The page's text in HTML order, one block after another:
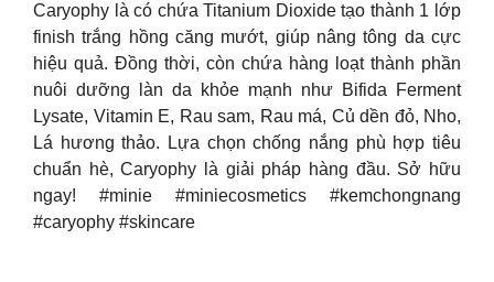
Caryophy là có chứa Titanium Dioxide tạo thành 1 lớp
finish trắng hồng căng mướt, giúp nâng tông da cực
hiệu quả. Đồng thời, còn chứa hàng loạt thành phần
nuôi dưỡng làn da khỏe mạnh như Bifida Ferment
Lysate, Vitamin E, Rau sam, Rau má, Củ dền đỏ, Nho,
Lá hương thảo. Lựa chọn chống nắng phù hợp tiêu
chuẩn hè, Caryophy là giải pháp hàng đầu. Sở hữu
ngay! #minie #miniecosmetics #kemchongnang
#caryophy #skincare